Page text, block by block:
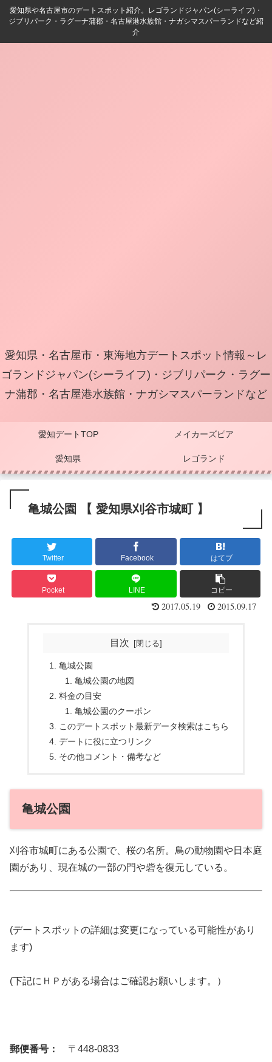
愛知県や名古屋市のデートスポット紹介。レゴランドジャパン(シーライフ)・
ジブリパーク・ラグーナ蒲郡・名古屋港水族館・ナガシマスパーランドなど紹
介
愛知県・名古屋市・東海地方デートスポット情報～レ
ゴランドジャパン(シーライフ)・ジブリパーク・ラグー
ナ蒲郡・名古屋港水族館・ナガシマスパーランドなど
愛知デートTOP メイカーズピア
愛知県 レゴランド
亀城公園 【 愛知県刈谷市城町 】
Twitter Facebook はてブ
Pocket LINE コピー
2017.05.19 2015.09.17
目次
亀城公園
亀城公園の地図
料金の目安
亀城公園のクーポン
このデートスポット最新データ検索はこちら
デートに役に立つリンク
その他コメント・備考など
亀城公園
刈谷市城町にある公園で、桜の名所。鳥の動物園や日本庭
園があり、現在城の一部の門や砦を復元している。
(デートスポットの詳細は変更になっている可能性があり
ます)
(下記にＨＰがある場合はご確認お願いします。）
郵便番号： 〒448-0833